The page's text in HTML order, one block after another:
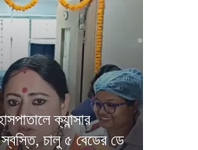
ক্যান্সার
চালু ৫ বেডের ডে